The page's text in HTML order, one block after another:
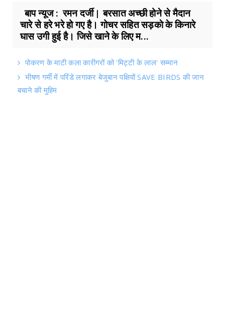
बाप न्यूज : रमन दर्जी | बरसात अच्छी होने से मैदान
चारे से हरे भरे हो गए है। गोचर सहित सड़काे के किनारे
घास उगी हुई है। जिसे खाने के लिए म...
पोकरण के माटी कला कारीगरों को 'मिट्टी के लाल' सम्मान
भीषण गर्मी में परिंडे लगाकर बेजुबान पक्षियों SAVE BIRDS की जान
बचाने की मुहिम